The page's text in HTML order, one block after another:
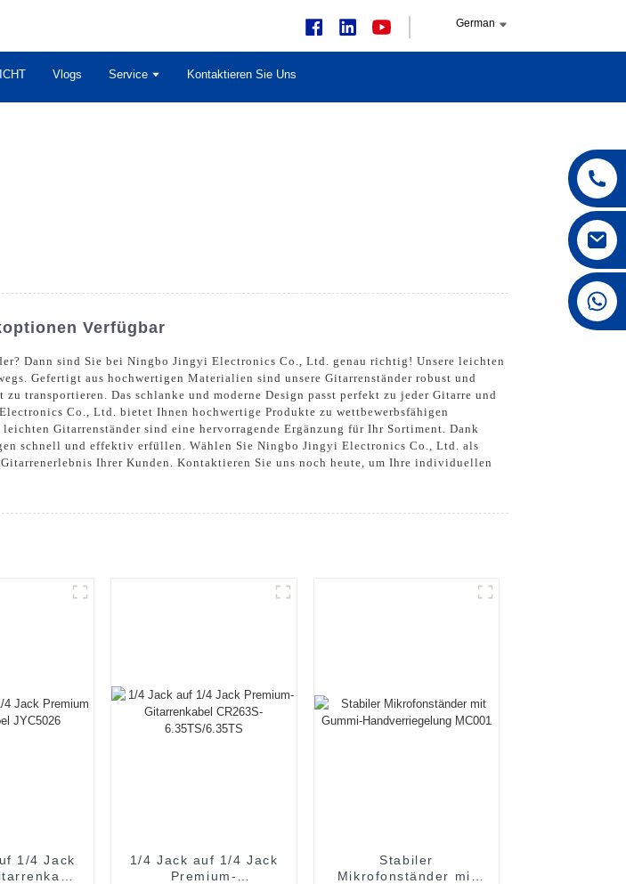
German
Vlogs Service Kontaktieren Sie Uns
+86 15168592711
Verfügbar
Dann sind Sie bei Ningbo Jingyi Electronics Co., Ltd. genau richtig! Unsere leichten
Gefertigt aus hochwertigen Materialien sind unsere Gitarrenständer robust und
transportieren. Das schlanke und moderne Design passt perfekt zu jeder Gitarre und
Co., Ltd. bietet Ihnen hochwertige Produkte zu wettbewerbsfähigen
Gitarrenständer sind eine hervorragende Ergänzung für Ihr Sortiment. Dank
schnell und effektiv erfüllen. Wählen Sie Ningbo Jingyi Electronics Co., Ltd. als
Ihrer Kunden. Kontaktieren Sie uns noch heute, um Ihre individuellen
1/4 Jack
1/4 Jack auf 1/4 Jack
Premium-
Stabiler
Mikrofonständer mit